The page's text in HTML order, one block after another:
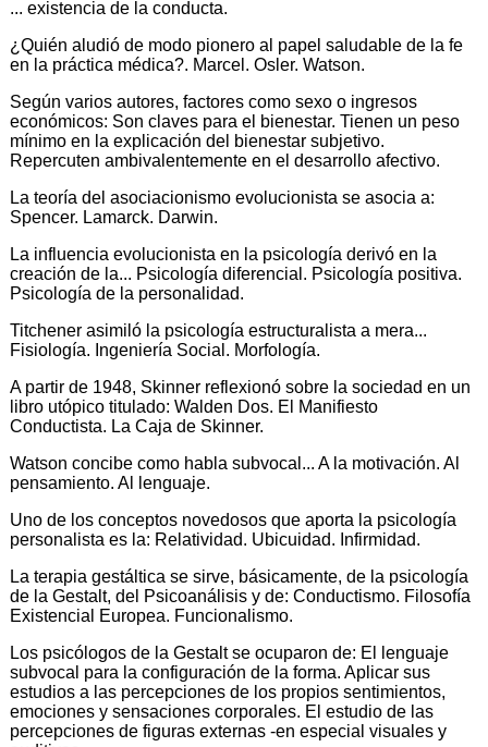
... existencia de la conducta.
¿Quién aludió de modo pionero al papel saludable de la fe
en la práctica médica?. Marcel. Osler. Watson.
Según varios autores, factores como sexo o ingresos
económicos: Son claves para el bienestar. Tienen un peso
mínimo en la explicación del bienestar subjetivo.
Repercuten ambivalentemente en el desarrollo afectivo.
La teoría del asociacionismo evolucionista se asocia a:
Spencer. Lamarck. Darwin.
La influencia evolucionista en la psicología derivó en la
creación de la... Psicología diferencial. Psicología positiva.
Psicología de la personalidad.
Titchener asimiló la psicología estructuralista a mera...
Fisiología. Ingeniería Social. Morfología.
A partir de 1948, Skinner reflexionó sobre la sociedad en un
libro utópico titulado: Walden Dos. El Manifiesto
Conductista. La Caja de Skinner.
Watson concibe como habla subvocal... A la motivación. Al
pensamiento. Al lenguaje.
Uno de los conceptos novedosos que aporta la psicología
personalista es la: Relatividad. Ubicuidad. Infirmidad.
La terapia gestáltica se sirve, básicamente, de la psicología
de la Gestalt, del Psicoanálisis y de: Conductismo. Filosofía
Existencial Europea. Funcionalismo.
Los psicólogos de la Gestalt se ocuparon de: El lenguaje
subvocal para la configuración de la forma. Aplicar sus
estudios a las percepciones de los propios sentimientos,
emociones y sensaciones corporales. El estudio de las
percepciones de figuras externas -en especial visuales y